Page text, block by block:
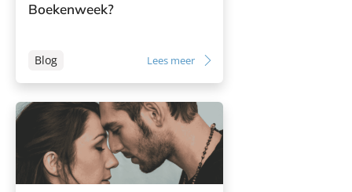
Boekenweek?
Blog Lees meer